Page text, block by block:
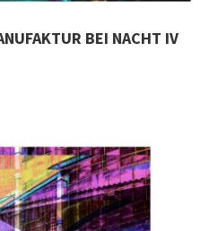
BEI NACHT IV